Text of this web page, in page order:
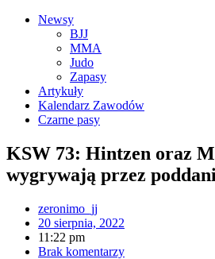
Newsy
BJJ
MMA
Judo
Zapasy
Artykuły
Kalendarz Zawodów
Czarne pasy
KSW 73: Hintzen oraz
wygrywają przez
zeronimo_jj
20 sierpnia, 2022
11:22 pm
Brak komentarzy